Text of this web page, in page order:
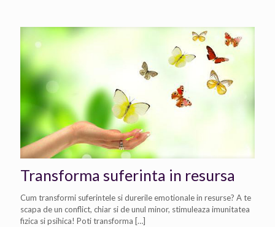
Transforma suferinta in resursa
Cum transformi suferintele si durerile emotionale in resurse? A te
scapa de un conflict, chiar si de unul minor, stimuleaza imunitatea
fizica si psihica! Poti transforma […]